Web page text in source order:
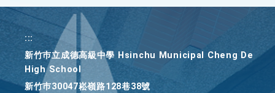
:::
新竹巿立成德高級中學 Hsinchu Municipal Cheng De
High School
新竹巿30047崧嶺路128巷38號